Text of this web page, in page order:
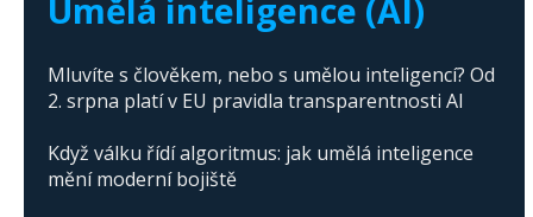
Umělá inteligence (AI)
Mluvíte s člověkem, nebo s umělou inteligencí? Od
2. srpna platí v EU pravidla transparentnosti AI
Když válku řídí algoritmus: jak umělá inteligence
mění moderní bojiště